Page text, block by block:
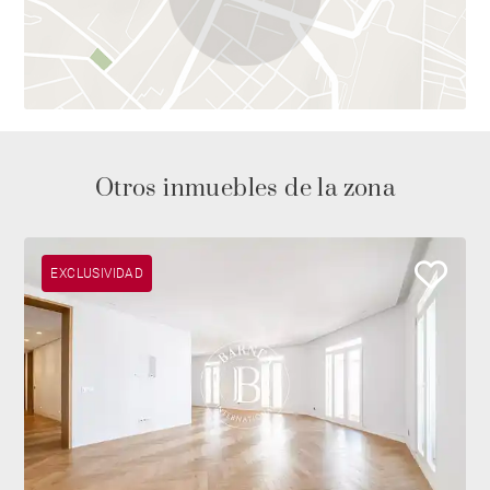
por carretera a través de la M-30.
El edificio cuenta con ascensor, servicio de conserjería
y videoportero.
Le invitamos a visitarlo, así como a descubrir nuestra
de BARNES.
Otros inmuebles de la zona
EXCLUSIVIDAD